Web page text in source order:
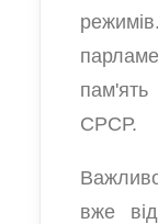
пам'ять
СРСР.
вже